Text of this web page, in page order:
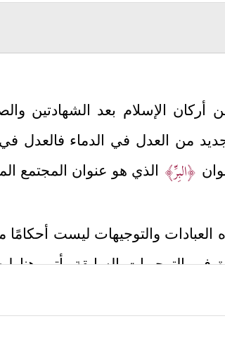
الإسلام بعد الشهادتين
من العدل في الدماء فالعدل
﴿البِرِّ﴾ الذي هو عنوان المجتمع
العبادات والتوجيهات ليست
في التوجيهات السابقة يأتي